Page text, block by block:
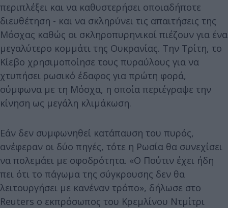
περιπλέξει και να καθυστερήσει οποιαδήποτε
διευθέτηση - και να σκληρύνει τις απαιτήσεις της
Μόσχας καθώς οι σκληροπυρηνικοί πιέζουν για ένα
μεγαλύτερο κομμάτι της Ουκρανίας. Την Τρίτη, το
Κίεβο χρησιμοποίησε τους πυραύλους για να
χτυπήσει ρωσικό έδαφος για πρώτη φορά,
σύμφωνα με τη Μόσχα, η οποία περιέγραψε την
κίνηση ως μεγάλη κλιμάκωση.
Εάν δεν συμφωνηθεί κατάπαυση του πυρός,
ανέφεραν οι δύο πηγές, τότε η Ρωσία θα συνεχίσει
να πολεμάει με σφοδρότητα. «Ο Πούτιν έχει ήδη
πει ότι το πάγωμα της σύγκρουσης δεν θα
λειτουργήσει με κανέναν τρόπο», δήλωσε στο
Reuters ο εκπρόσωπος του Κρεμλίνου Ντμίτρι